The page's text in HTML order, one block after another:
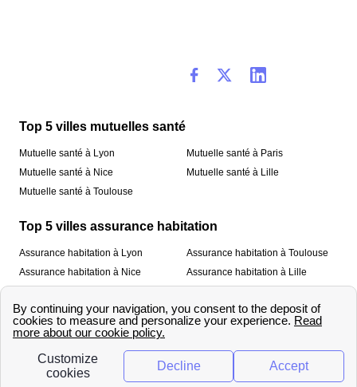
Top 5 villes mutuelles santé
Mutuelle santé à Lyon
Mutuelle santé à Nice
Mutuelle santé à Toulouse
Mutuelle santé à Paris
Mutuelle santé à Lille
Top 5 villes assurance habitation
Assurance habitation à Lyon
Assurance habitation à Nice
Assurance habitation à Toulouse
Assurance habitation à Lille
À propos
Qui sommes-nous ? Mentions légales